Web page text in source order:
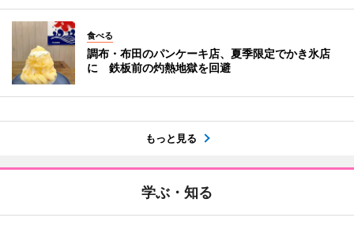
食べる
調布・布田のパンケーキ店、夏季限定でかき氷店
に 鉄板前の灼熱地獄を回避
もっと見る
学ぶ・知る